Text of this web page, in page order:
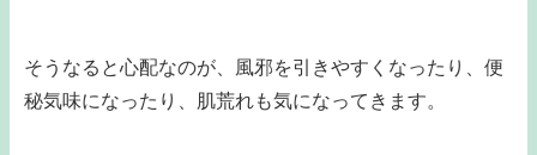
そうなると心配なのが、風邪を引きやすくなったり、便
秘気味になったり、肌荒れも気になってきます。